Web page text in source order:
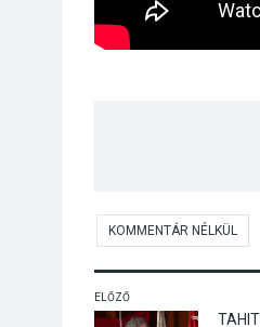
KOMMENTÁR NÉLKÜL
ELŐZŐ